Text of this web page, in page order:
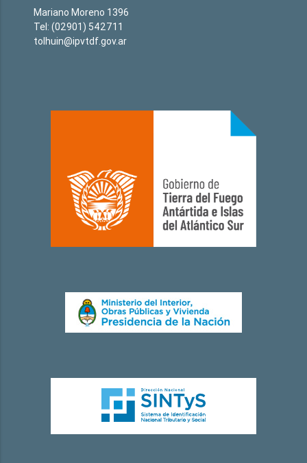
Mariano Moreno 1396
Tel: (02901) 542711
tolhuin@ipvtdf.gov.ar